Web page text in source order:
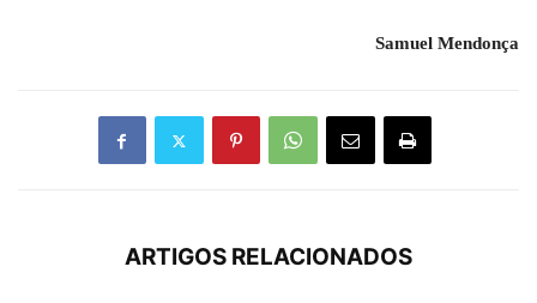
Samuel Mendonça
ARTIGOS RELACIONADOS